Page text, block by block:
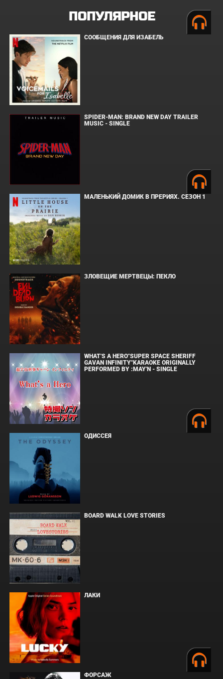
ПОПУЛЯРНОЕ
СООБЩЕНИЯ ДЛЯ ИЗАБЕЛЬ
SPIDER-MAN: BRAND NEW DAY TRAILER
MUSIC - SINGLE
МАЛЕНЬКИЙ ДОМИК В ПРЕРИЯХ. СЕЗОН 1
ЗЛОВЕЩИЕ МЕРТВЕЦЫ: ПЕКЛО
WHAT'S A HERO"SUPER SPACE SHERIFF
GAVAN INFINITY"KARAOKE ORIGINALLY
PERFORMED BY :MAY'N - SINGLE
ОДИССЕЯ
BOARD WALK LOVE STORIES
ЛАКИ
ФОРСАЖ